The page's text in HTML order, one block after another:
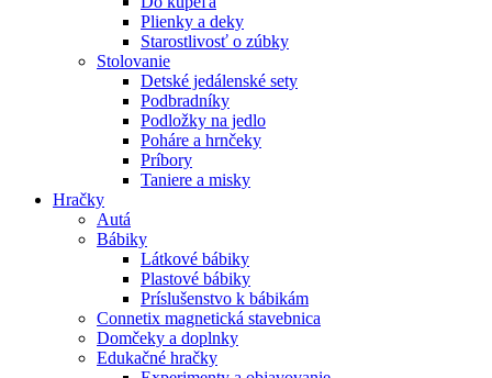
Plienky a deky
Starostlivosť o zúbky
Stolovanie
Detské jedálenské sety
Podbradníky
Podložky na jedlo
Poháre a hrnčeky
Príbory
Taniere a misky
Hračky
Autá
Bábiky
Látkové bábiky
Plastové bábiky
Príslušenstvo k bábikám
Connetix magnetická stavebnica
Domčeky a doplnky
Edukačné hračky